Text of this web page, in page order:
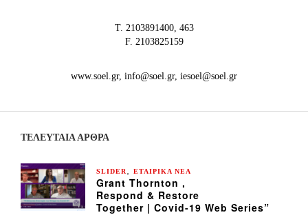
Τ. 2103891400, 463
F. 2103825159
www.soel.gr, info@soel.gr, iesoel@soel.gr
ΤΕΛΕΥΤΑΙΑ ΆΡΘΡΑ
SLIDER ΕΤΑΙΡΙΚΑ ΝΕΑ
Grant Thornton ,
Respond & Restore
Together | Covid-19 Web Series”